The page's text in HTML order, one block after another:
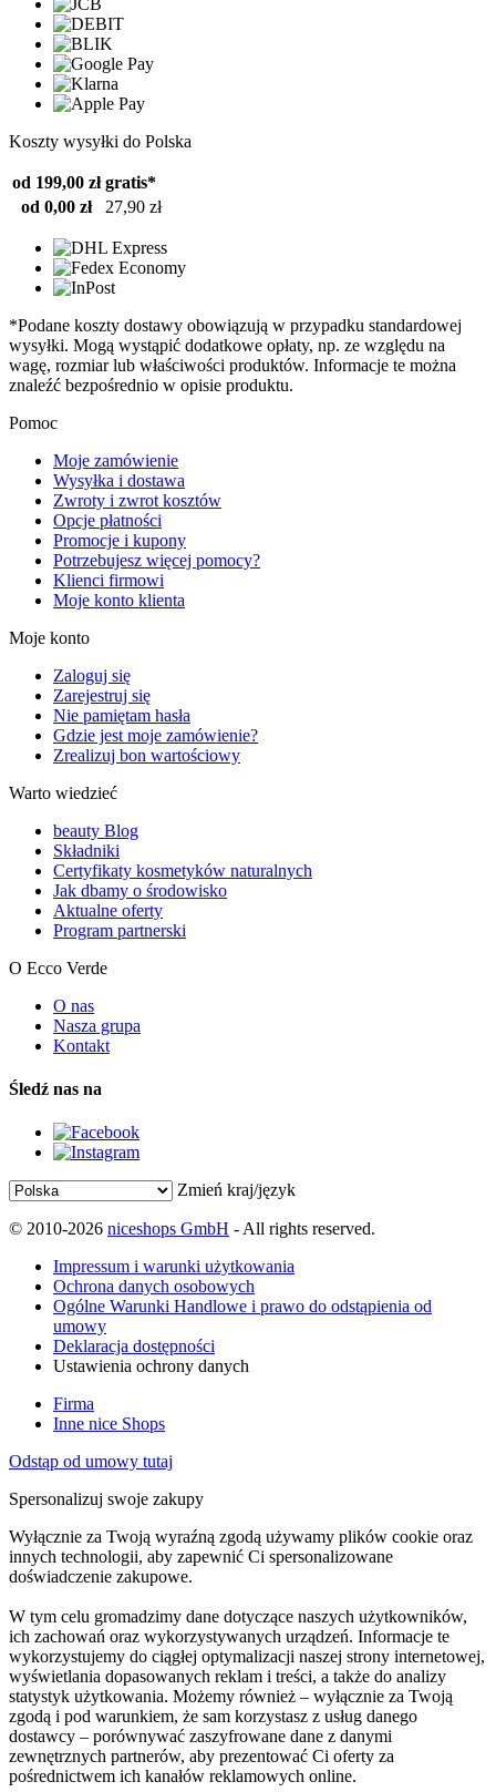
Koszty wysyłki do Polska
od 199,00 zł gratis*
od 0,00 zł
27,90 zł
*Podane koszty dostawy obowiązują w przypadku standardowej
wysyłki. Mogą wystąpić dodatkowe opłaty, np. ze względu na
wagę, rozmiar lub właściwości produktów. Informacje te można
znaleźć bezpośrednio w opisie produktu.
Pomoc
Moje zamówienie
Wysyłka i dostawa
Zwroty i zwrot kosztów
Opcje płatności
Promocje i kupony
Potrzebujesz więcej pomocy?
Klienci firmowi
Moje konto klienta
Moje konto
Zaloguj się
Zarejestruj się
Nie pamiętam hasła
Gdzie jest moje zamówienie?
Zrealizuj bon wartościowy
Warto wiedzieć
beauty Blog
Składniki
Certyfikaty kosmetyków naturalnych
Jak dbamy o środowisko
Aktualne oferty
Program partnerski
O Ecco Verde
O nas
Nasza grupa
Kontakt
Śledź nas na
Zmień kraj/język
© 2010-2026 niceshops GmbH - All rights reserved.
Impressum i warunki użytkowania
Ochrona danych osobowych
Ogólne Warunki Handlowe i prawo do odstąpienia od
umowy
Deklaracja dostępności
Ustawienia ochrony danych
Firma
Inne nice Shops
Odstąp od umowy tutaj
Spersonalizuj swoje zakupy
Wyłącznie za Twoją wyraźną zgodą używamy plików cookie oraz
innych technologii, aby zapewnić Ci spersonalizowane
doświadczenie zakupowe.
W tym celu gromadzimy dane dotyczące naszych użytkowników,
ich zachowań oraz wykorzystywanych urządzeń. Informacje te
wykorzystujemy do ciągłej optymalizacji naszej strony internetowej,
wyświetlania dopasowanych reklam i treści, a także do analizy
statystyk użytkowania. Możemy również – wyłącznie za Twoją
zgodą i pod warunkiem, że sam korzystasz z usług danego
dostawcy – porównywać zaszyfrowane dane z danymi
zewnętrznych partnerów, aby prezentować Ci oferty za
pośrednictwem ich kanałów reklamowych online.